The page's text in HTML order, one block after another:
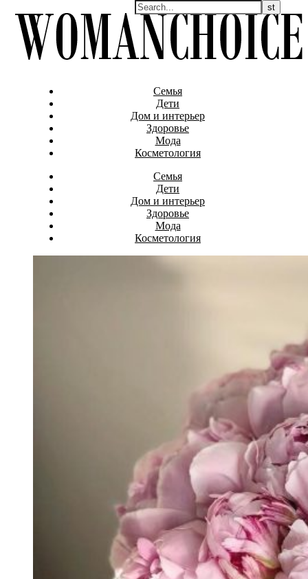
Семья
Дети
Дом и интерьер
Здоровье
Мода
Косметология
Семья
Дети
Дом и интерьер
Здоровье
Мода
Косметология